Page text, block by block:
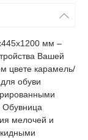
мм –
Вашей
цвете карамель/
обуви
Обувница
мелочей и